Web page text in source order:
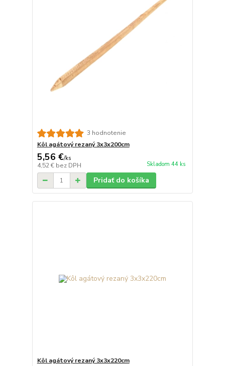
3 hodnotenie
Kôl agátový rezaný 3x3x200cm
5,56 €/ks
4,52 € bez DPH Skladom 44 ks
Pridať do košíka
Kôl agátový rezaný 3x3x220cm